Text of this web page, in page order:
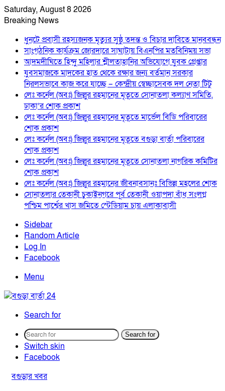
Saturday, August 8 2026
Breaking News
ধুনটে প্রবাসী রহস্যজনক মৃত্যুর সুষ্ঠু তদন্ত ও বিচার দাবিতে মানববন্ধন
সাংগঠনিক কার্যক্রম জোরদারে সাঘাটায় বিএনপির মতবিনিময় সভা
আদমদীঘিতে হিন্দু মহিলার শ্লীলতাহানির অভিযোগে যুবক গ্রেপ্তার
যুবসমাজকে মাদকের হাত থেকে রক্ষার জন্য বর্তমান সরকার
নিরলসভাবে কাজ করে যাচ্ছে – কেন্দ্রীয় স্বেচ্ছাসেবক দল নেতা টিটু
লেঃ কর্নেল (অবঃ) জিল্লুর রহমানের মৃতূতে সোনাতলা কল্যাণ সমিতি,
ঢাকা’র শোক প্রকাশ
লেঃ কর্নেল (অবঃ) জিল্লুর রহমানের মৃতূতে মার্ভেল বিডি পরিবারের
শোক প্রকাশ
লেঃ কর্নেল (অবঃ) জিল্লুর রহমানের মৃতূতে বগুড়া বার্তা পরিবারের
শোক প্রকাশ
লেঃ কর্নেল (অবঃ) জিল্লুর রহমানের মৃতূতে সোনাতলা নাগরিক কমিটির
শোক প্রকাশ
লেঃ কর্নেল (অবঃ) জিল্লুর রহমানের জীবনাবসানঃ বিভিন্ন মহলের শোক
সোনাতলার তেকানী চুকাইনগরে পূর্ব তেকানী ওয়াপদা বাঁধ সংলগ্ন
পশ্চিম পার্শ্বের খাস জমিতে স্টেডিয়াম চায় এলাকাবাসী
Sidebar
Random Article
Log In
Facebook
Menu
Search for
Search for
Switch skin
Facebook
বগুড়ার খবর